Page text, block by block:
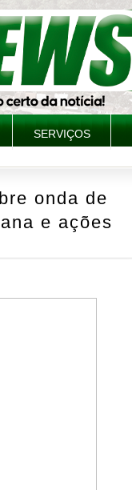
SERVIÇOS
onda de
e ações